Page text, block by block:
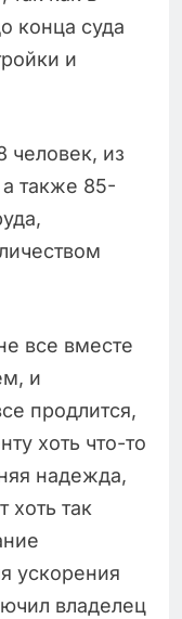
конца суда
и
человек, из
также 85-
все вместе
и
продлится,
хоть что-то
надежда,
хоть так
ускорения
владелец